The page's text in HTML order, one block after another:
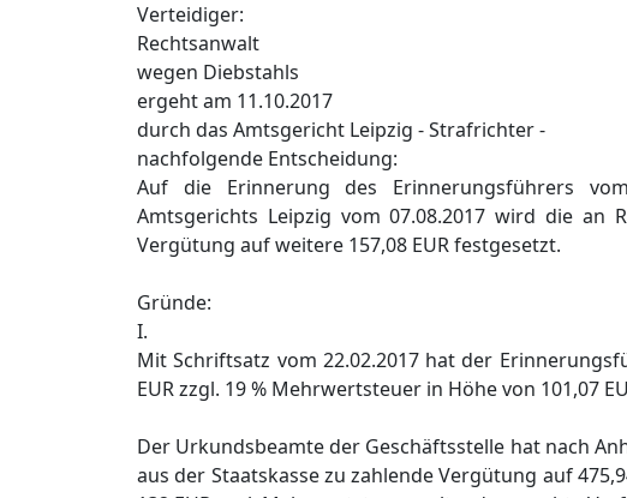
Verteidiger:
Rechtsanwalt
wegen Diebstahls
ergeht am 11.10.2017
durch das Amtsgericht Leipzig - Strafrichter -
nachfolgende Entscheidung:
Auf die Erinnerung des Erinnerungsführers
Amtsgerichts Leipzig vom 07.08.2017 wird die an
Vergütung auf weitere 157,08 EUR festgesetzt.
Gründe:
I.
Mit Schriftsatz vom 22.02.2017 hat der
EUR zzgl. 19 % Mehrwertsteuer in Höhe von 101,07
Der Urkundsbeamte der Geschäftsstelle hat nach
aus der Staatskasse zu zahlende Vergütung auf